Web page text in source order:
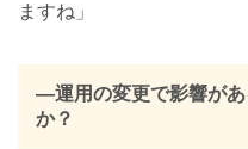
ますね」
―運用の変更で影響があ
か？